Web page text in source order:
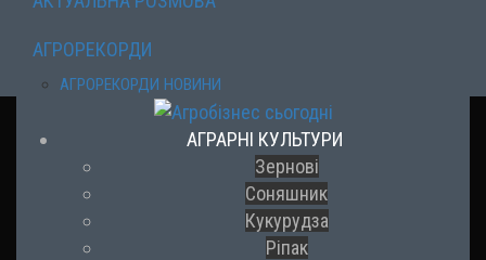
АГРОРЕКОРДИ
АГРОРЕКОРДИ НОВИНИ
АГРАРНІ КУЛЬТУРИ
Зернові
Соняшник
Кукурудза
Ріпак